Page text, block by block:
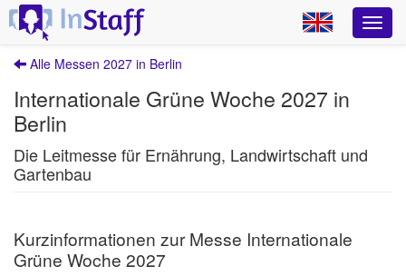
Alle Messen 2027 in Berlin
Internationale Grüne Woche 2027 in
Berlin
Die Leitmesse für Ernährung, Landwirtschaft und
Gartenbau
Kurzinformationen zur Messe Internationale
Grüne Woche 2027